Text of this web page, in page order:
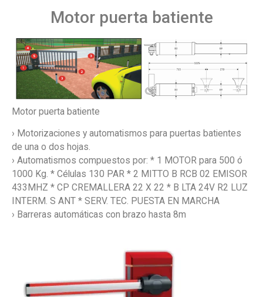
Motor puerta batiente
Motor puerta batiente
› Motorizaciones y automatismos para puertas batientes
de una o dos hojas.
› Automatismos compuestos por: * 1 MOTOR para 500 ó
1000 Kg. * Células 130 PAR * 2 MITTO B RCB 02 EMISOR
433MHZ * CP CREMALLERA 22 X 22 * B LTA 24V R2 LUZ
INTERM. S ANT * SERV. TEC. PUESTA EN MARCHA
› Barreras automáticas con brazo hasta 8m